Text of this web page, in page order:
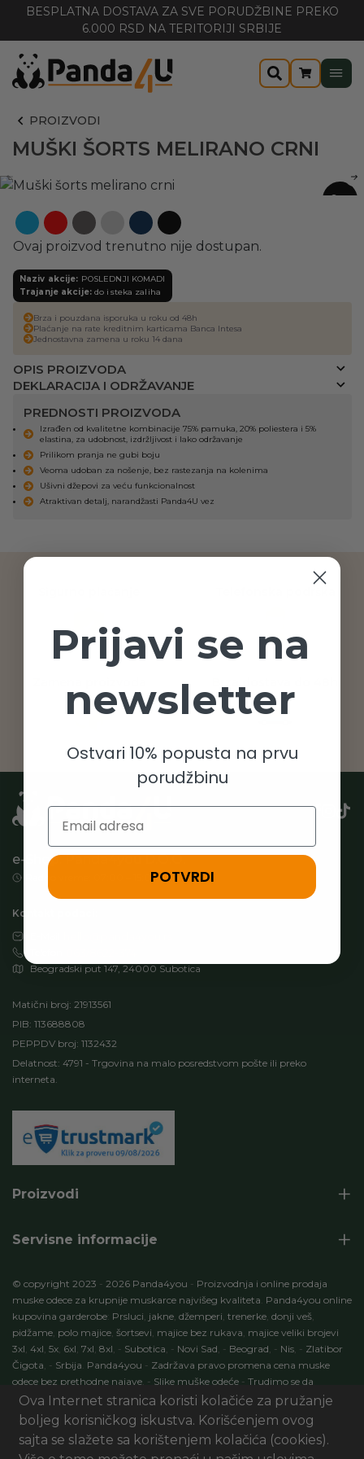
BESPLATNA DOSTAVA ZA SVE PORUDŽBINE PREKO
6.000 RSD NA TERITORIJI SRBIJE
PROIZVODI
MUŠKI ŠORTS MELIRANO CRNI
-20%
Ovaj proizvod trenutno nije dostupan.
Naziv akcije: POSLEDNJI KOMADI
Trajanje akcije:do isteka zaliha
Brza i pouzdana isporuka u roku od 48h
Plaćanje na rate kreditnim karticama Banca Intesa
Jednostavna zamena u roku 14 dana
OPIS PROIZVODA
DEKLARACIJA I ODRŽAVANJE
PREDNOSTI PROIZVODA
Izrađen od kvalitetne kombinacije 75% pamuka, 20% poliestera i 5%
elastina, za udobnost, izdržljivost i lako održavanje
Prilikom pranja ne gubi boju
Veoma udoban za nošenje, bez rastezanja na kolenima
Ušivni džepovi za veću funkcionalnost
Atraktivan detalj, narandžasti Panda4U vez
e-Shop: Panda4you D.O.O.
Radno vreme: 07:00 – 15:00h (Pon-Pet)
Kontakt podaci:
Beogradski put 147, 24000 Subotica
Matični broj: 21913561
PIB: 113688808
PEPPDV broj: 1132432
Delatnost: 4791 - Trgovina na malo posredstvom pošte ili preko
interneta.
Proizvodi
Servisne informacije
© copyright 2023 - 2026 Panda4you - Proizvodnja i online prodaja
muske odece za krupnije muskarce najvišeg kvaliteta. Panda4you online
kupovina garderobe: Prsluci, jakne, džemperi, trenerke, donji veš,
pidžame, polo majice, šortsevi, majice bez rukava, majice veliki brojevi
3xl, 4xl, 5x, 6xl, 7xl, 8xl, - Subotica, - Novi Sad, - Beograd, - Nis, - Zlatibor
Čigota, - Srbija. Panda4you - Zadržava pravo promena cena muske
odece bez prethodne najave. - Slike muške odeće - Trudimo se da
specifikacije proizvoda budu 100% tačni opisi proizvoda -Development
by:
ECOM Profit . Seo optimizacija : Marketing AI Digital
Sva prava zadržana
UI/UX & Art Direction by Sxablon Studio, Development by:eCom01
Ova Internet stranica koristi kolačiće za pružanje
boljeg korisničkog iskustva. Korišćenjem ovog
sajta se slažete sa korištenjem kolačića (cookies).
Prijavi se na
newsletter
Ostvari 10% popusta na prvu
porudžbinu
Email
POTVRDI